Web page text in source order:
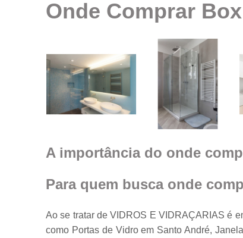
Porta
Onde Comprar
A importância do onde
Para quem busca onde
Ao se tratar de VIDROS E VIDRAÇARIAS é
como Portas de Vidro em Santo André,